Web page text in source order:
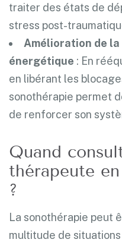
traiter des états de
stress post-
Amélioration de
énergétique : En
en libérant les
sonothérapie permet
de renforcer son
Quand
thérapeute
?
La sonothérapie peut
multitude de situations